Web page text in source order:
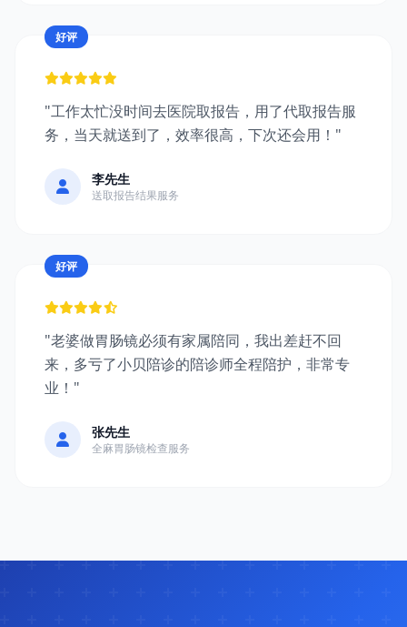
好评
"工作太忙没时间去医院取报告，用了代取报告服
务，当天就送到了，效率很高，下次还会用！"
李先生
送取报告结果服务
好评
"老婆做胃肠镜必须有家属陪同，我出差赶不回
来，多亏了小贝陪诊的陪诊师全程陪护，非常专
业！"
张先生
全麻胃肠镜检查服务